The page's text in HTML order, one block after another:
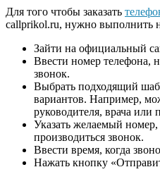
Для того чтобы заказать
callprikol.ru, нужно выполнить
Зайти на официальный
Ввести номер телефона,
звонок.
Выбрать подходящий
вариантов. Например,
руководителя, врача или
Указать желаемый номер,
производиться звонок.
Ввести время, когда
Нажать кнопку